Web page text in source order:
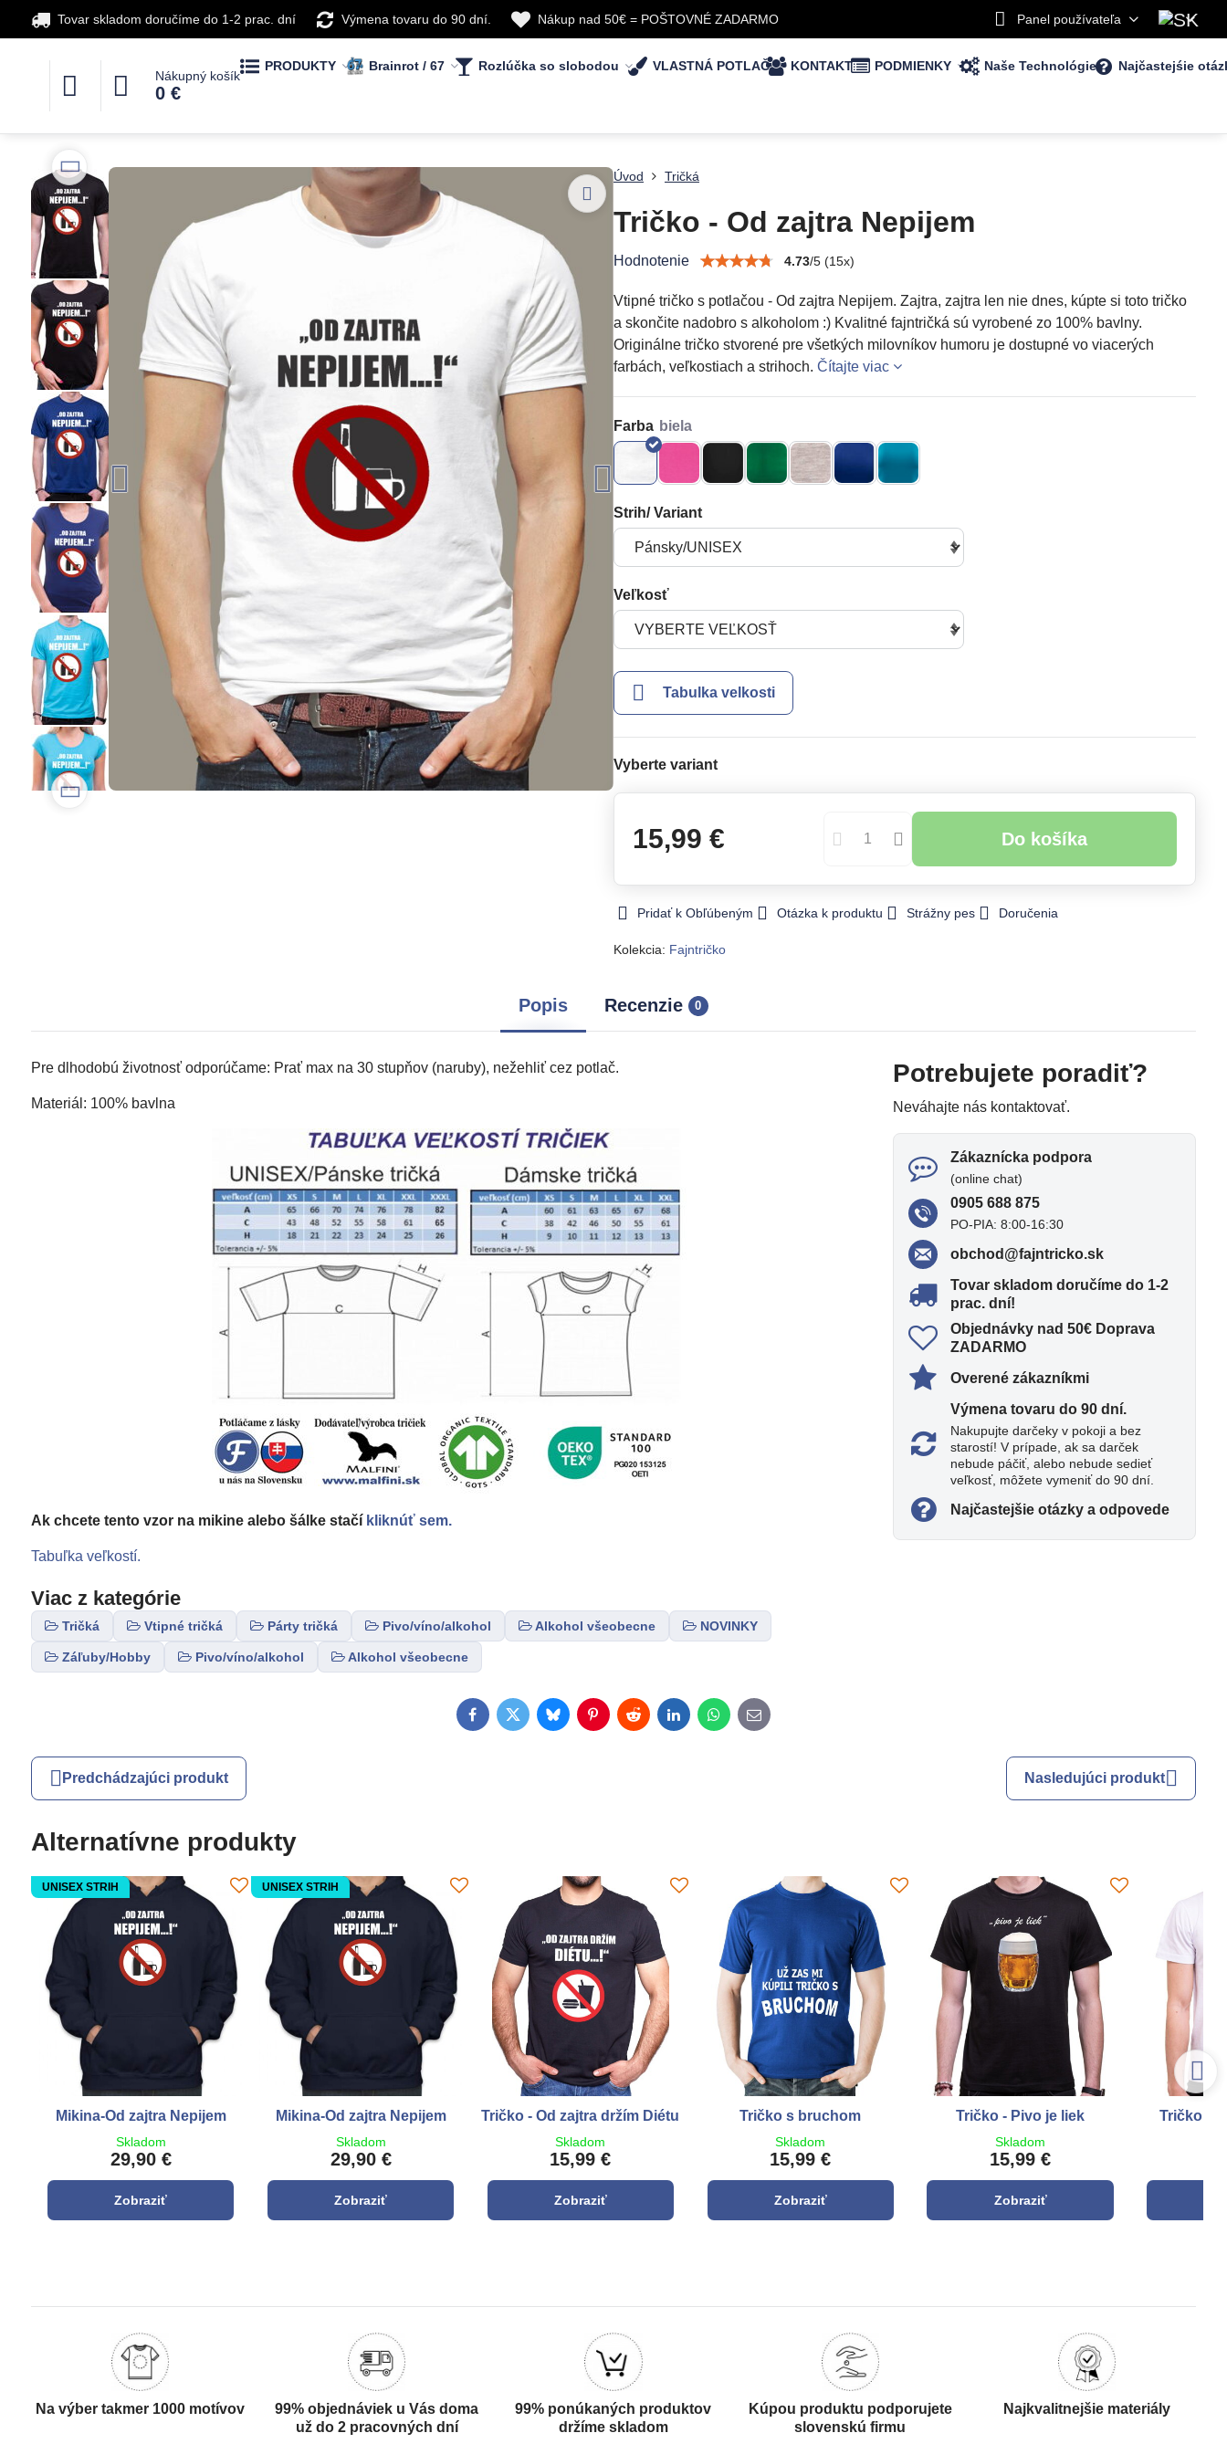
Tovar skladom doručíme do 1-2 prac. dní Výmena tovaru do 90 dní. Nákup nad 50€ = POŠTOVNÉ ZADARMO Panel používateľa
Nákupný košík
0 €
PRODUKTY Brainrot / 67 Rozlúčka so slobodou VLASTNÁ POTLAČ KONTAKT PODMIENKY Naše Technológie Najčastejśie
Úvod Tričká
Tričko - Od zajtra Nepijem
Hodnotenie 4.73/5(15x)
Vtipné tričko s potlačou - Od zajtra Nepijem. Zajtra, zajtra len nie dnes, kúpte si toto tričko
a skončite nadobro s alkoholom :) Kvalitné fajntričká sú vyrobené zo 100% bavlny.
Originálne tričko stvorené pre všetkých milovníkov humoru je dostupné vo viacerých
farbách, veľkostiach a strihoch. Čítajte viac
Farba
Strih/ Variant
Veľkosť
Tabulka velkosti
Vyberte variant
15,99 € Do košíka
Pridať k Obľúbeným Otázka k produktu Strážny pes Doručenia
Kolekcia: Fajntričko
Popis Recenzie 0
Pre dlhodobú životnosť odporúčame: Prať max na 30 stupňov (naruby), nežehliť cez potlač.
Materiál: 100% bavlna
Ak chcete tento vzor na mikine alebo šálke stačí kliknúť sem.
Tabuľka veľkostí.
Viac z kategórie
Tričká Vtipné tričká Párty tričká Pivo/víno/alkohol Alkohol všeobecne NOVINKY
Záľuby/Hobby Pivo/víno/alkohol Alkohol všeobecne
Potrebujete poradiť?
Neváhajte nás kontaktovať.
Zákaznícka podpora
(online chat)
0905 688 875
PO-PIA: 8:00-16:30
obchod​@fajntricko​.sk
Tovar skladom doručíme do 1-2
prac​. dní!
Objednávky nad 50€ Doprava
ZADARMO
Overené zákazníkmi
Výmena tovaru do 90 dní​.
Nakupujte darčeky v pokoji a bez
starostí! V prípade, ak sa darček
nebude páčiť, alebo nebude sedieť
veľkosť, môžete vymeniť do 90 dní.
Najčastejšie otázky a odpovede
FacebookTwitterBlueskyPinterestRedditLinkedInWhatsApp
E-
mail
Predchádzajúci produkt Nasledujúci produkt
Alternatívne produkty
UNISEX STRIH
Mikina-Od zajtra Nepijem
Skladom
29,90 €
Zobraziť
UNISEX STRIH
Mikina-Od zajtra Nepijem
Skladom
29,90 €
Zobraziť
Tričko - Od zajtra držím Diétu
Skladom
15,99 €
Zobraziť
Tričko s bruchom
Skladom
15,99 €
Zobraziť
Tričko - Pivo je liek
Skladom
15,99 €
Zobraziť
Tričko -
Na výber takmer 1000 motívov
99% objednáviek u Vás doma
už do 2 pracovných dní
99% ponúkaných produktov
držíme skladom
Kúpou produktu podporujete
slovenskú firmu
Najkvalitnejšie materiály